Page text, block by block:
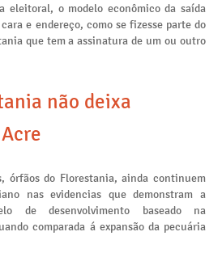
eleitoral, o modelo econômico da saída
e endereço, como se fizesse parte do
que tem a assinatura de um ou outro
não deixa
órfãos do Florestania, ainda continuem
nas evidencias que demonstram a
de desenvolvimento baseado na
comparada á expansão da pecuária